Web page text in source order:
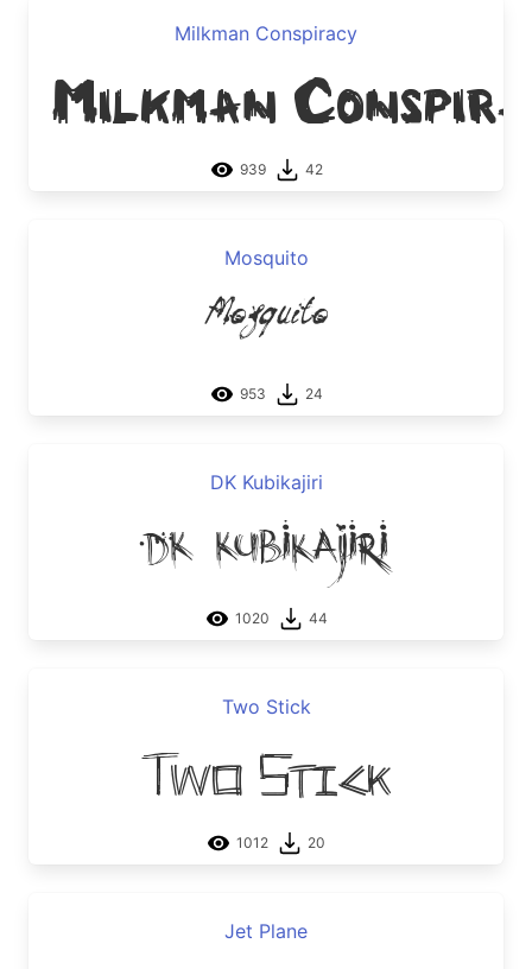
Milkman Conspiracy
Milkman
939 42
Mosquito
Mosquito
953 24
DK Kubikajiri
DK Kubikajiri
1020 44
Two Stick
Two Stick
1012 20
Jet Plane